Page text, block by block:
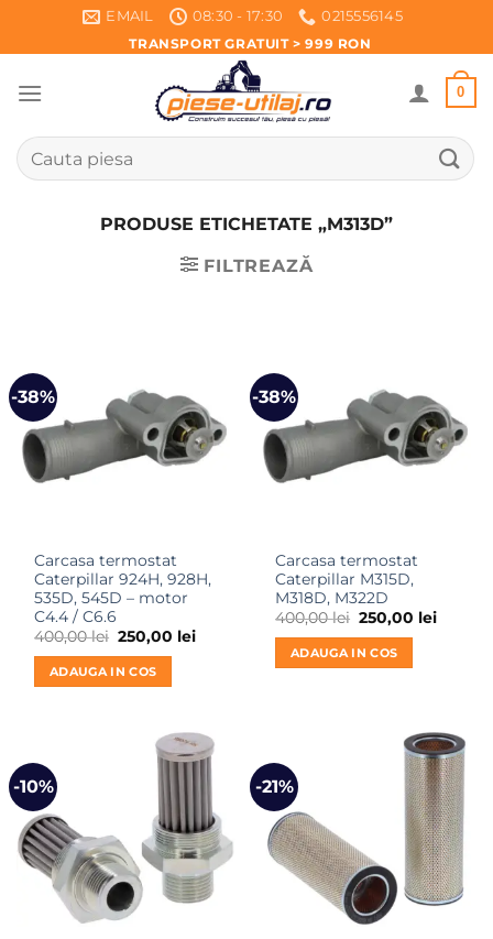
EMAIL 08:30 - 17:30
0215556145
TRANSPORT GRATUIT > 999 RON
0
Caută
după:
PRODUSE ETICHETATE „M313D”
FILTREAZĂ
-38%
Carcasa termostat
Caterpillar 924H, 928H,
535D, 545D – motor
C4.4 / C6.6
400,00lei Prețul
inițial
a
fost:
400,00 lei.
250,00 leiPrețul
ADAUGA IN COS
-38%
Carcasa termostat
Caterpillar M315D,
M318D, M322D
400,00lei Prețul
inițial
a
fost:
400,00 lei.
250,00 leiPrețul
ADAUGA IN COS
-10% -21%